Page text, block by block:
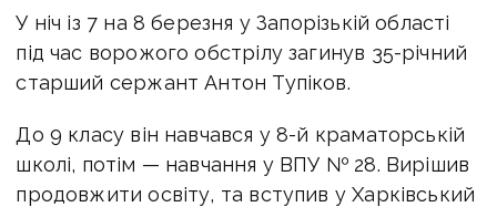
У ніч із 7 на 8 березня у Запорізькій області
під час ворожого обстрілу загинув 35-річний
старший сержант Антон Тупіков.
До 9 класу він навчався у 8-й краматорській
школі, потім — навчання у ВПУ № 28. Вирішив
продовжити освіту, та вступив у Харківський